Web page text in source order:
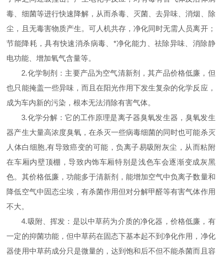
毒、细菌等进行快速降解，从而杀毒、灭菌、去异味、消烟、除
尘，且无毒害物质产生。可人机共存，净化同时无需人员离开；
节能降耗，具有快速消杀病毒、*净化能力、祛除异味、消除静
电功能、增加氧气含量等。
2.化学制剂：主要产品为空气清新剂，其产品价格低廉，但
也只能掩盖一些异味，而且在阳光作用下发生复杂的化学反应，
成为车内新的污染，根本无法消除有害气体。
3.化学分解：它的工作原理是离子器臭氧发生器，臭氧发生
器产生大量高浓度臭氧，在杀灭一些病毒细菌的同时也可能杀灭
人体白细胞,有导致癌变的可能，负离子易吸附灰尘，从而粘附
在车厢内壁顶棚，导致内饰车厢特别是浅色车会逐渐变成灰黑
色。其价格低廉，功能多于清新剂，能增加空气中负离子数量和
降低空气中固态尘埃，有杀菌作用但对分解甲醛等有害气体作用
不大。
4.吸附、挥发：是以中草药为介质的净化器，价格低廉，有
一定的抑菌功能，但中草药在固态下基本起不到净化作用，净化
器使用中草药成分只是微量的，达到饱和后不但不能杀菌而且容